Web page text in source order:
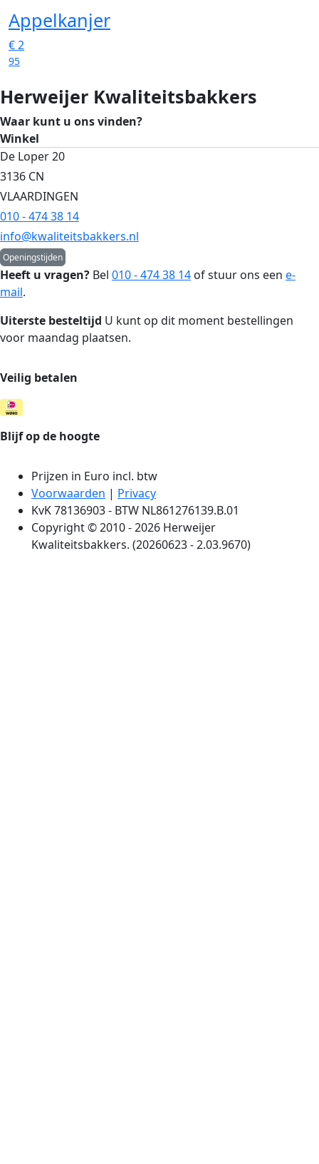
Appelkanjer
€2
95
Herweijer Kwaliteitsbakkers
Waar kunt u ons vinden?
Winkel
De Loper 20
3136 CN
VLAARDINGEN
010 - 474 38 14
info@kwaliteitsbakkers.nl
Openingstijden
Heeft u vragen? Bel 010 - 474 38 14 of stuur ons een e-
mail.
Uiterste besteltijd U kunt op dit moment bestellingen
voor maandag plaatsen.
Veilig betalen
Blijf op de hoogte
Prijzen in Euro incl. btw
Voorwaarden | Privacy
KvK 78136903 - BTW NL861276139.B.01
Copyright © 2010 - 2026 Herweijer
Kwaliteitsbakkers. (20260623 - 2.03.9670)